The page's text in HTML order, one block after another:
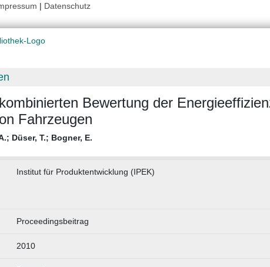
| Datenschutz
Bewertung der
Fahrzeugen
; Düser, T.; Bogner, E.
Institut für Produktentwicklung (IPEK)
Proceedingsbeitrag
2010